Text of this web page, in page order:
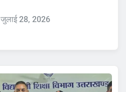
जुलाई 28, 2026